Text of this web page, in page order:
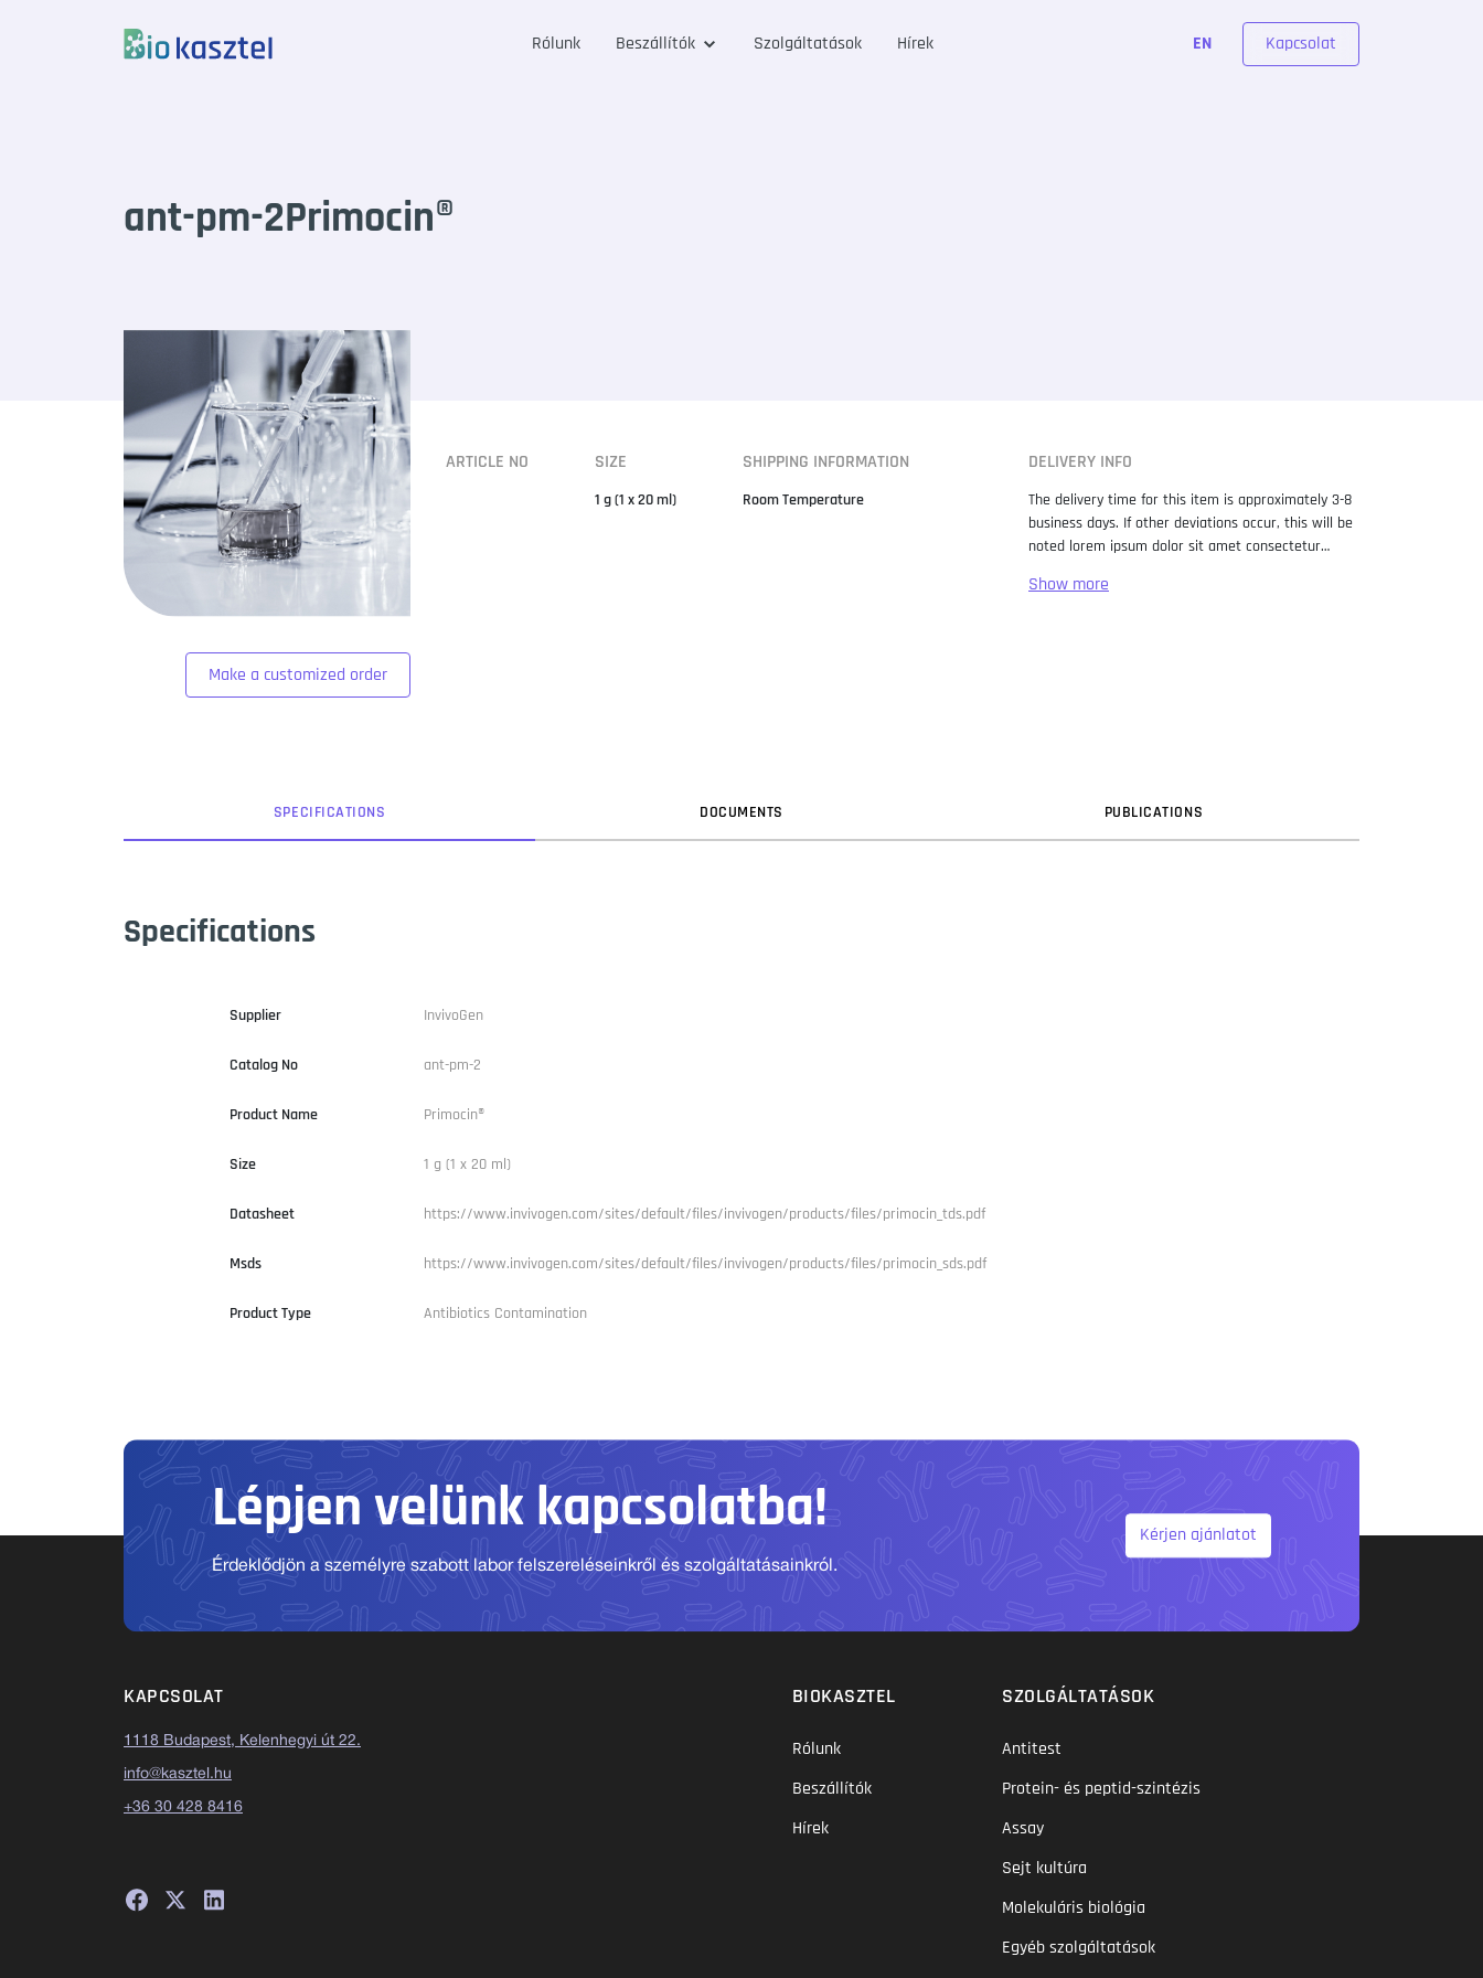
Rólunk Beszállítók Szolgáltatások Hírek EN Kapcsolat
ant-pm-2Primocin®
Make a customized order
ARTICLE NO SIZE
1 g (1 x 20 ml)
SHIPPING INFORMATION
Room Temperature
DELIVERY INFO
The delivery time for this item is approximately 3-8
business days. If other deviations occur, this will be
noted lorem ipsum dolor sit amet consectetur
standard dummy text ever since the 1500s, when
SPECIFICATIONS DOCUMENTS PUBLICATIONS
Specifications
Supplier InvivoGen
Catalog No ant-pm-2
Product Name Primocin®
Size 1 g (1 x 20 ml)
Datasheet https://www.invivogen.com/sites/default/files/invivogen/products/files/primocin_tds.pdf
Msds https://www.invivogen.com/sites/default/files/invivogen/products/files/primocin_sds.pdf
Product Type Antibiotics Contamination
Lépjen velünk kapcsolatba!
Érdeklődjön a személyre szabott labor felszereléseinkről és szolgáltatásainkról.
Kérjen ajánlatot
KAPCSOLAT
1118 Budapest, Kelenhegyi út 22.
info@kasztel.hu
+36 30 428 8416
BIOKASZTEL
Rólunk
Beszállítók
Hírek
SZOLGÁLTATÁSOK
Antitest
Protein- és peptid-szintézis
Assay
Sejt kultúra
Molekuláris biológia
Egyéb szolgáltatások